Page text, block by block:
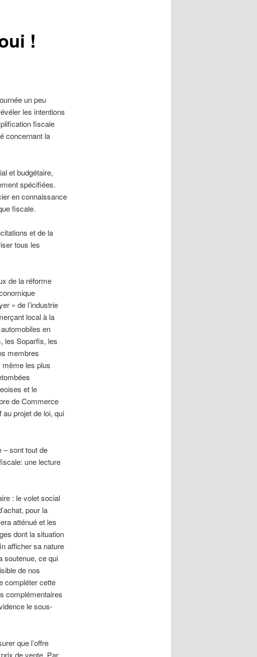
!
un peu
les intentions
fiscale
concernant la
et budgétaire,
spécifiées.
en connaissance
fiscale.
et de la
tous les
de la réforme
» de l’industrie
local à la
en
les Soparfis, les
membres
même les plus
et le
de Commerce
projet de loi, qui
– sont tout de
une lecture
: le volet social
pour la
atténué et les
dont la situation
afficher sa nature
soutenue, ce qui
de nos
compléter cette
complémentaires
le sous-
que l’offre
de vente. Par